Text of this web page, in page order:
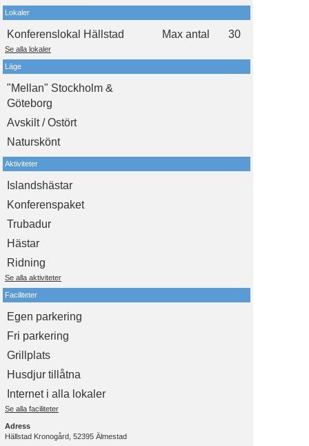
Lokaler
Konferenslokal Hällstad Max antal 30
Se alla lokaler
Läge
"Mellan" Stockholm &
Göteborg
Avskilt / Ostört
Naturskönt
Aktiviteter
Islandshästar
Konferenspaket
Trubadur
Hästar
Ridning
Se alla aktiviteter
Faciliteter
Egen parkering
Fri parkering
Grillplats
Husdjur tillåtna
Internet i alla lokaler
Se alla faciliteter
Adress
Hällstad Kronogård, 52395 Älmestad